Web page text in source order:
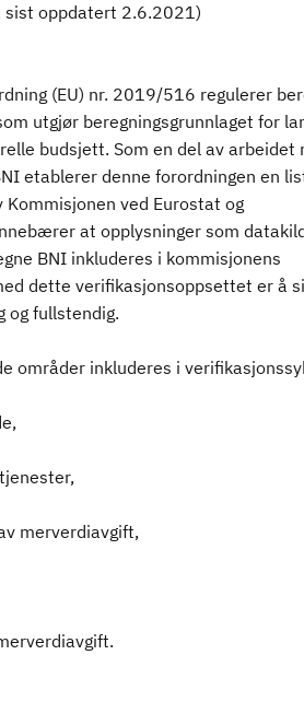
oppdatert 2.6.2021)
(EU) nr. 2019/516 regulerer
utgjør beregningsgrunnlaget for
budsjett. Som en del av arbeidet
etablerer denne forordningen en
ved Eurostat og
at opplysninger som
BNI inkluderes i kommisjonens
dette verifikasjonsoppsettet er å
og fullstendig.
områder inkluderes i
merverdiavgift,